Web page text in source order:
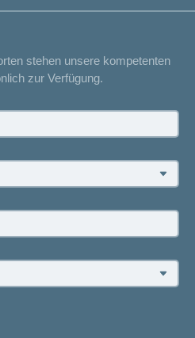
stehen unsere kompetenten
zur Verfügung.